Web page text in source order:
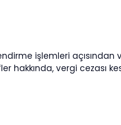
işlemleri
hakkında, vergi cezası